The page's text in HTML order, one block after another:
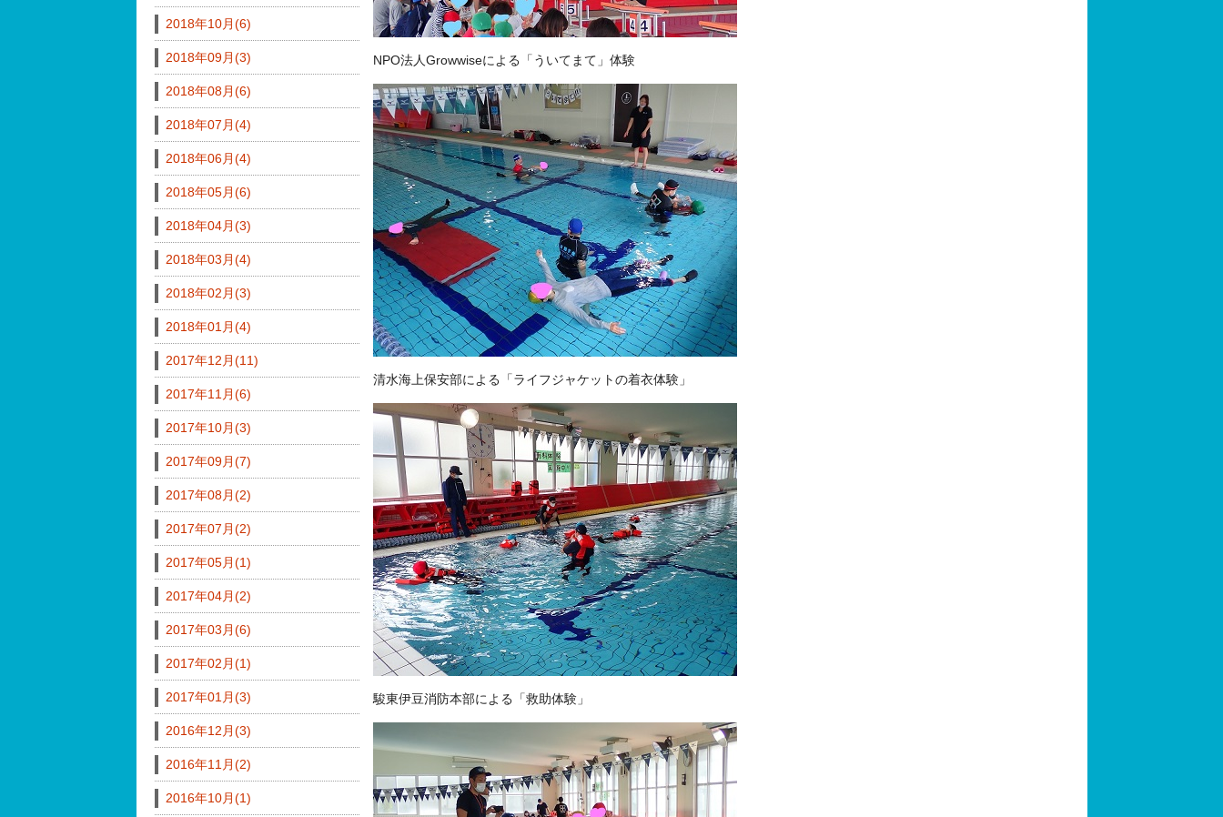
NPO法人Growwiseによる「ういてまて」体験
清水海上保安部による「ライフジャケットの着衣体験」
駿東伊豆消防本部による「救助体験」
2018年10月(6)
2018年09月(3)
2018年08月(6)
2018年07月(4)
2018年06月(4)
2018年05月(6)
2018年04月(3)
2018年03月(4)
2018年02月(3)
2018年01月(4)
2017年12月(11)
2017年11月(6)
2017年10月(3)
2017年09月(7)
2017年08月(2)
2017年07月(2)
2017年05月(1)
2017年04月(2)
2017年03月(6)
2017年02月(1)
2017年01月(3)
2016年12月(3)
2016年11月(2)
2016年10月(1)